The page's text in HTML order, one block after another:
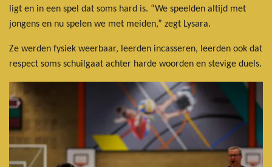
ligt en in een spel dat soms hard is. “We speelden altijd met
jongens en nu spelen we met meiden,” zegt Lysara.
Ze werden fysiek weerbaar, leerden incasseren, leerden ook dat
respect soms schuilgaat achter harde woorden en stevige duels.